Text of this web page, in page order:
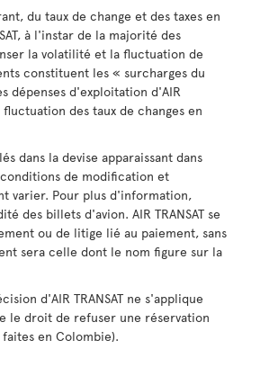
du taux de change et des taxes en
à l'instar de la majorité des
la volatilité et la fluctuation de
constituent les « surcharges du
dépenses d'exploitation d'AIR
des taux de changes en
dans la devise apparaissant dans
de modification et
varier. Pour plus d'information,
des billets d'avion. AIR TRANSAT se
ou de litige lié au paiement, sans
sera celle dont le nom figure sur la
d'AIR TRANSAT ne s'applique
le droit de refuser une réservation
en Colombie).